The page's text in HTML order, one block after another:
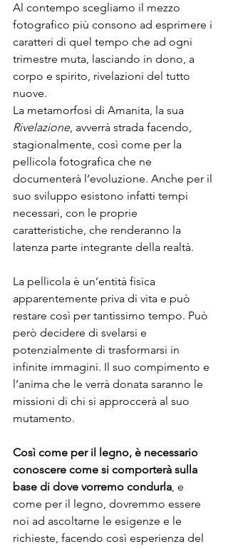
Al contempo scegliamo il mezzo
fotografico più consono ad esprimere i
caratteri di quel tempo che ad ogni
trimestre muta, lasciando in dono, a
corpo e spirito, rivelazioni del tutto
nuove.
La metamorfosi di Amanita, la sua
Rivelazione, avverrà strada facendo,
stagionalmente, così come per la
pellicola fotografica che ne
documenterà l’evoluzione. Anche per il
suo sviluppo esistono infatti tempi
necessari, con le proprie
caratteristiche, che renderanno la
latenza parte integrante della realtà.
La pellicola è un’entità fisica
apparentemente priva di vita e può
restare così per tantissimo tempo. Può
però decidere di svelarsi e
potenzialmente di trasformarsi in
infinite immagini. Il suo compimento e
l’anima che le verrà donata saranno le
missioni di chi si approccerà al suo
mutamento.
Così come per il legno, è necessario
conoscere come si comporterà sulla
base di dove vorremo condurla, e
come per il legno, dovremmo essere
noi ad ascoltarne le esigenze e le
richieste, facendo così esperienza del